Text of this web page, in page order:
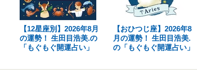
【12星座別】2026年8月
の運勢！ 生田目浩美.の
「もぐもぐ開運占い」
【おひつじ座】2026年8
月の運勢！ 生田目浩美.
の「もぐもぐ開運占い」